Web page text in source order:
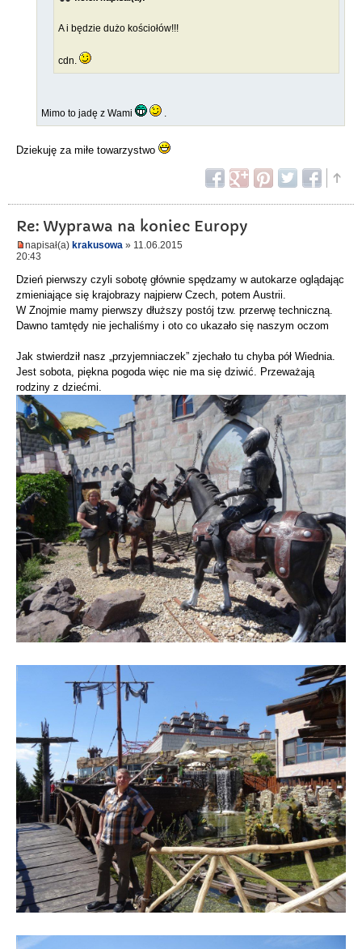
A i będzie dużo kościołów!!!
cdn.
Mimo to jadę z Wami .
Dziekuję za miłe towarzystwo
Re: Wyprawa na koniec Europy
napisał(a) krakusowa » 11.06.2015
20:43
Dzień pierwszy czyli sobotę głównie spędzamy w autokarze oglądając
zmieniające się krajobrazy najpierw Czech, potem Austrii.
W Znojmie mamy pierwszy dłuższy postój tzw. przerwę techniczną.
Dawno tamtędy nie jechaliśmy i oto co ukazało się naszym oczom
Jak stwierdził nasz „przyjemniaczek” zjechało tu chyba pół Wiednia.
Jest sobota, piękna pogoda więc nie ma się dziwić. Przeważają
rodziny z dziećmi.